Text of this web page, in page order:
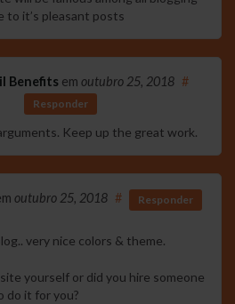
to it’s pleasant posts
Benefitsem outubro 25, 2018 #
Responder
Keep up the great work.
outubro 25, 2018 # Responder
very nice colors & theme.
yourself or did you hire someone
do it for you?